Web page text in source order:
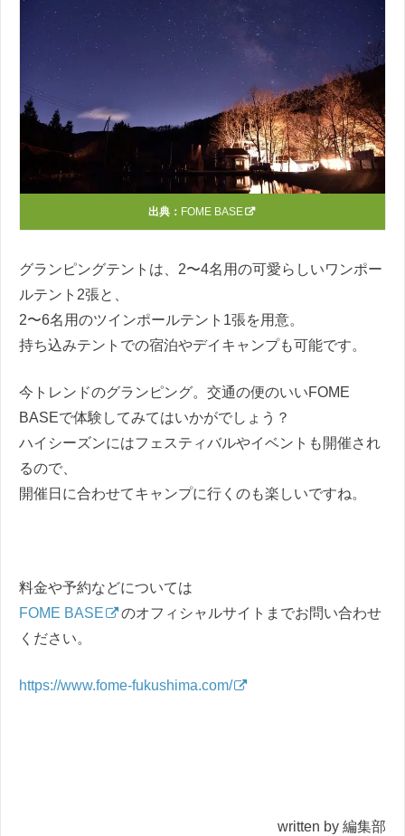
出典： FOME BASE
グランピングテントは、2〜4名用の可愛らしいワンポー
ルテント2張と、
2〜6名用のツインポールテント1張を用意。
持ち込みテントでの宿泊やデイキャンプも可能です。
今トレンドのグランピング。交通の便のいいFOME
BASEで体験してみてはいかがでしょう？
ハイシーズンにはフェスティバルやイベントも開催され
るので、
開催日に合わせてキャンプに行くのも楽しいですね。
料金や予約などについては
FOME BASE
のオフィシャルサイトまでお問い合わせ
ください。
https://www.fome-fukushima.com/
written by 編集部